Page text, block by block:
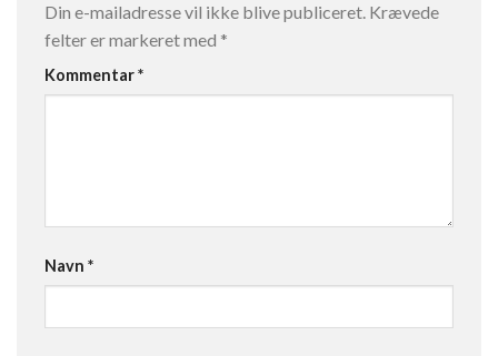
Din e-mailadresse vil ikke blive publiceret. Krævede
felter er markeret med *
Kommentar*
Navn *